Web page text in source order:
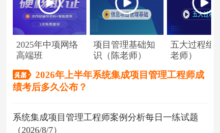
2025年中项网络
高端班
项目管理基础知
识（陈老师）
五大过程组
老师）
2026年上半年系统集成项目管理工程师成
绩考后多久公布？
系统集成项目管理工程师案例分析每日一练试题
（2026/8/7）